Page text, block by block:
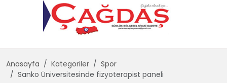
Anasayfa Kategoriler
Spor
Sanko Üniversitesinde fizyoterapist paneli